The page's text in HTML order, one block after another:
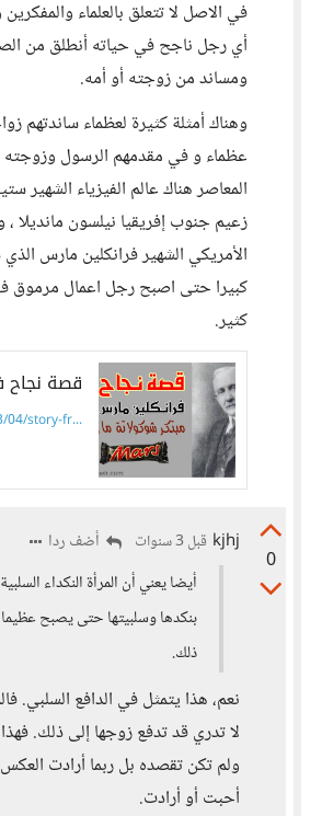
في الاصل لا تتعلق بالعلماء
أي رجل ناجح في حياته أنطلق من
ومساند من زوجته أو أمه.
وهناك أمثلة كثيرة لعظماء ساندتهم
عظماء و في مقدمهم الرسول وزوجته
المعاصر هناك عالم الفيزياء الشهير
زعيم جنوب إفريقيا نيلسون مانديلا
الأمريكي الشهير فرانكلين مارس
كبيرا حتى اصبح رجل اعمال مرموق
كثير.
04/story-fr...
0
kjhj قبل 3 سنوات
أضف ردا
أيضا يعني أن المرأة النكداء
بنكدها وسلبيتها حتى يصبح
ذلك.
نعم، هذا يتمثل في الدافع السلبي.
لا تدري قد تدفع زوجها إلى ذلك.
ولم تكن تقصده بل ربما أرادت
أحبت أو أرادت.